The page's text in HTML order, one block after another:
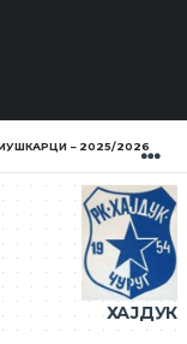
2025/2026
ХАЈДУК